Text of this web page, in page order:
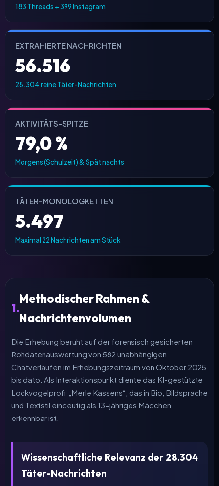
183 Threads + 399 Instagram
EXTRAHIERTE NACHRICHTEN
56.516
28.304 reine Täter-Nachrichten
AKTIVITÄTS-SPITZE
79,0 %
Morgens (Schulzeit) & Spät nachts
TÄTER-MONOLOGKETTEN
5.497
Maximal 22 Nachrichten am Stück
1.
Methodischer Rahmen &
Nachrichtenvolumen
Die Erhebung beruht auf der forensisch gesicherten
Rohdatenauswertung von 582 unabhängigen
Chatverläufen im Erhebungszeitraum von Oktober 2025
bis dato. Als Interaktionspunkt diente das KI-gestützte
Lockvogelprofil „Merle Kassens“, das in Bio, Bildsprache
und Textstil eindeutig als 13-jähriges Mädchen
erkennbar ist.
Wissenschaftliche Relevanz der 28.304
Täter-Nachrichten